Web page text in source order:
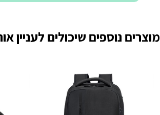
מוצרים נוספים שיכולים לעניין